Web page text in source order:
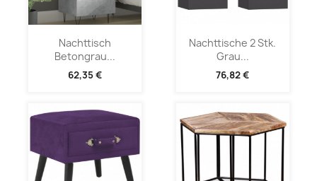
Nachttisch
Betongrau...
62,35 €
Nachttische 2 Stk.
Grau...
76,82 €